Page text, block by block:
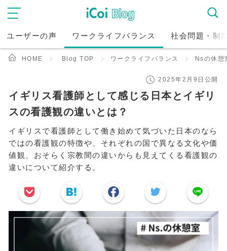
ユーザーの声 ワークライフバランス 社会問題・制
HOME Blog TOP ワークライフバランス Nsの休憩
2025年2月9日公開
イギリス看護師として感じる日本とイギリ
スの看護観の違いとは？
イギリスで看護師として働き始めて気づいた日本のなら
ではの看護観の特徴や、それぞれの国で異なる文化や価
値観、おそらく宗教間の違いからも見えてくる看護観の
違いについて紹介する。